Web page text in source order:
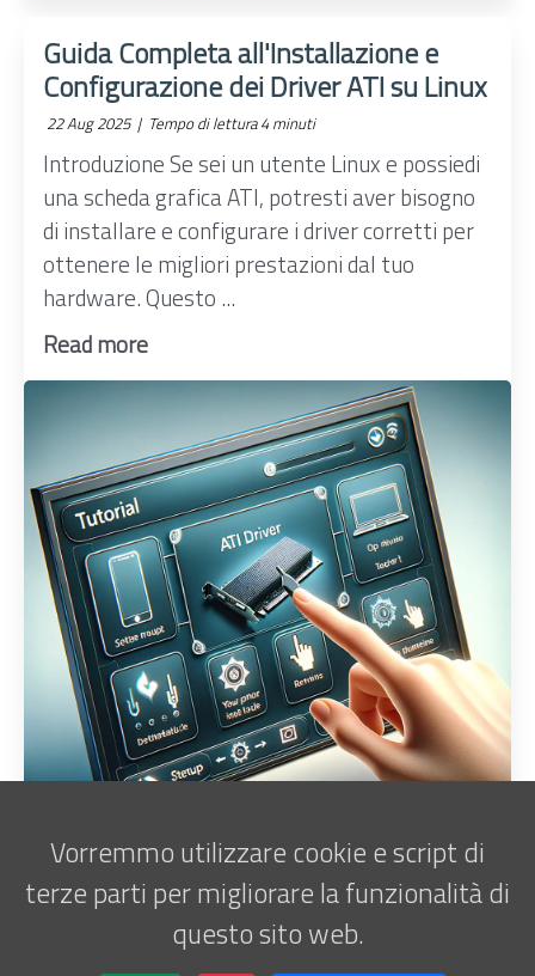
Guida Completa all'Installazione e
Configurazione dei Driver ATI su Linux
22 Aug 2025 | Tempo di lettura 4 minuti
Introduzione Se sei un utente Linux e possiedi
una scheda grafica ATI, potresti aver bisogno
di installare e configurare i driver corretti per
ottenere le migliori prestazioni dal tuo
hardware. Questo ...
Read more
Iscriviti alla newsletter
Vorremmo utilizzare cookie e script di
terze parti per migliorare la funzionalità di
questo sito web.